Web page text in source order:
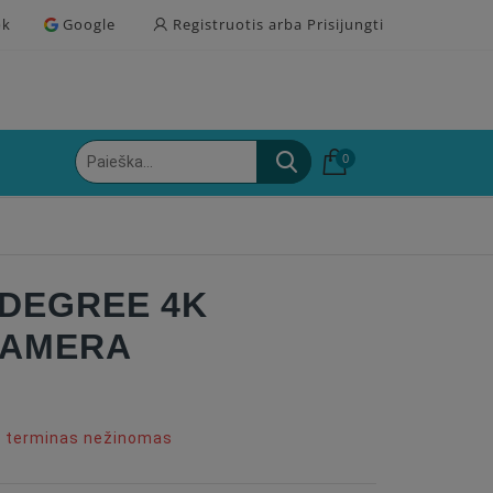
Google Registruotis arba Prisijungti
0
4K
nežinomas